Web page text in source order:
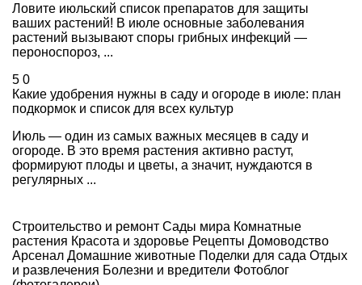
Ловите июльский список препаратов для защиты
ваших растений! В июле основные заболевания
растений вызывают споры грибных инфекций —
пероноспороз, ...
5 0
Какие удобрения нужны в саду и огороде в июле: план
подкормок и список для всех культур
Июль — один из самых важных месяцев в саду и
огороде. В это время растения активно растут,
формируют плоды и цветы, а значит, нуждаются в
регулярных ...
Строительство и ремонт Сады мира Комнатные
растения Красота и здоровье Рецепты Домоводство
Арсенал Домашние животные Поделки для сада Отдых
и развлечения Болезни и вредители Фотоблог